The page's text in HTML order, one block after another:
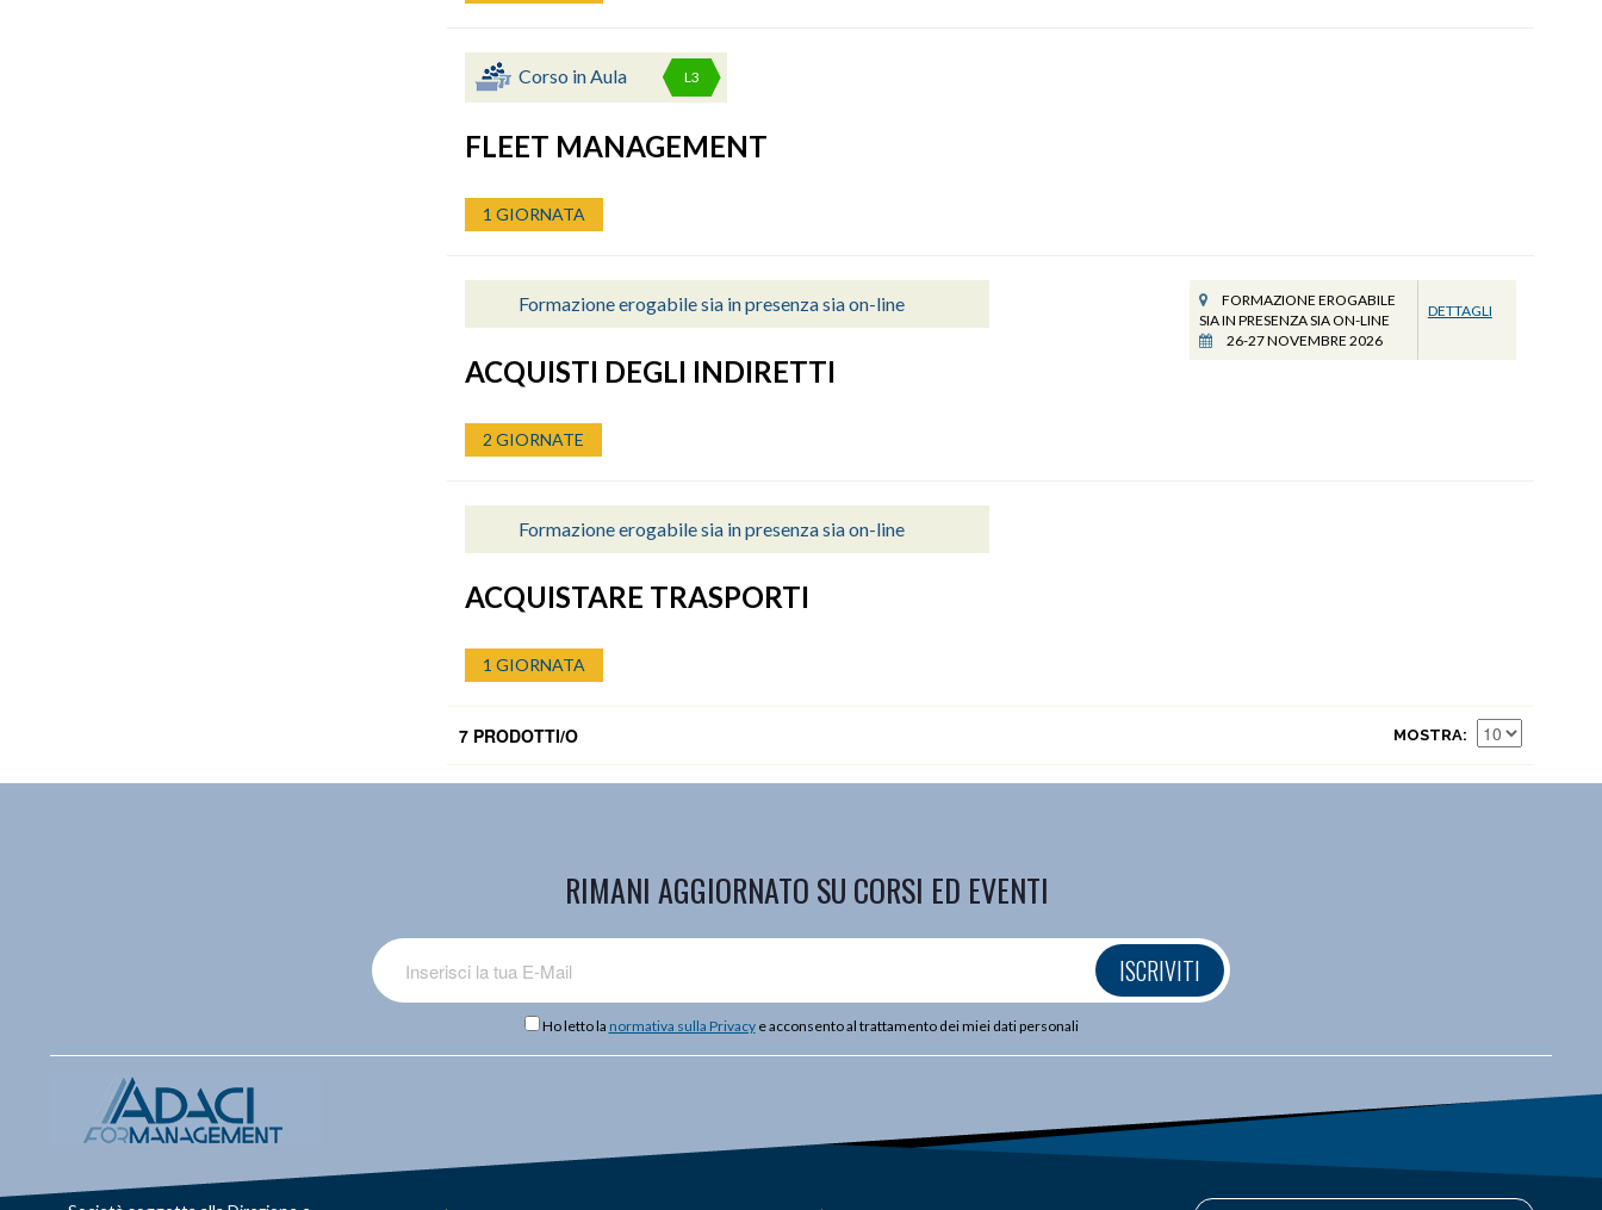
Corso in Aula L3
FLEET MANAGEMENT
1 GIORNATA
Formazione erogabile sia in presenza sia on-line
ACQUISTI DEGLI INDIRETTI
2 GIORNATE
FORMAZIONE EROGABILE
SIA IN PRESENZA SIA ON-LINE
26-27 NOVEMBRE 2026
DETTAGLI
Formazione erogabile sia in presenza sia on-line
ACQUISTARE TRASPORTI
1 GIORNATA
7 PRODOTTI/O MOSTRA
RIMANI AGGIORNATO SU CORSI ED EVENTI
ISCRIVITI
Ho letto la normativa sulla Privacye acconsento al trattamento dei miei dati personali